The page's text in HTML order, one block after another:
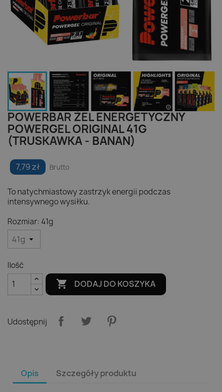
POWERBAR ŻEL ENERGETYCZNY
POWERGEL ORIGINAL 41G
(TRUSKAWKA - BANAN)
7,79 zł Brutto
To natychmiastowy zastrzyk energii podczas
intensywnego wysiłku.
Rozmiar: 41g
Ilość
 DODAJ DO KOSZYKA
Udostępnij
Opis Szczegóły produktu